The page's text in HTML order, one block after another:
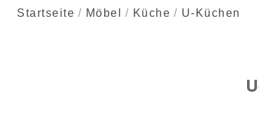
Startseite Möbel Küche U-Küchen